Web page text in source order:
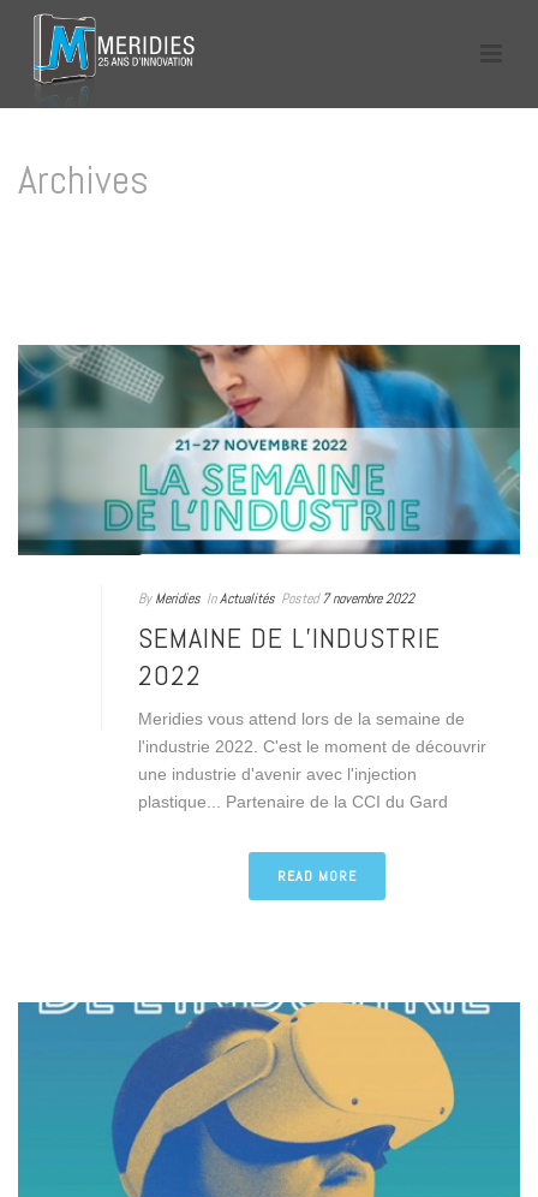
Archives
By Meridies InActualités Posted 7 novembre 2022
SEMAINE DE L’INDUSTRIE
2022
Meridies vous attend lors de la semaine de
l'industrie 2022. C'est le moment de découvrir
une industrie d'avenir avec l'injection
plastique... Partenaire de la CCI du Gard
READ MORE